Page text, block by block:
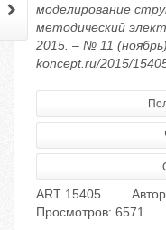
моделирование
методический
2015. – № 11
koncept.ru/2015/
ART 15405
Просмотров: 6571